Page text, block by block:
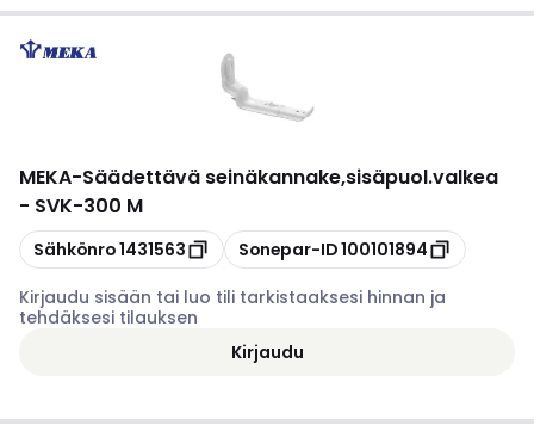
MEKA-Säädettävä seinäkannake,sisäpuol.valkea
- SVK-300 M
Kopioi
Sähkönro1431563 Kopioi
Sonepar-ID100101894
Kirjaudu sisään tai luo tili tarkistaaksesi hinnan ja
tehdäksesi tilauksen
Kirjaudu